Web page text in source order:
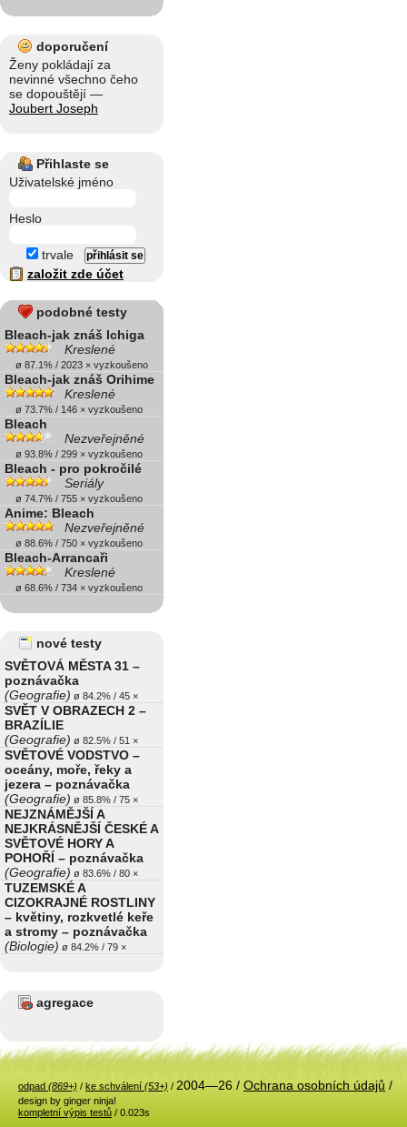
doporučení
Ženy pokládají za
nevinné všechno čeho
se dopouštějí —
Joubert Joseph
Přihlaste se
Uživatelské jméno
Heslo
trvale
založit zde účet
podobné testy
Bleach-jak znáš Ichiga
Kreslené
ø 87.1% / 2023 × vyzkoušeno
Bleach-jak znáš Orihime
Kreslené
ø 73.7% / 146 × vyzkoušeno
Bleach
Nezveřejněné
ø 93.8% / 299 × vyzkoušeno
Bleach - pro pokročilé
Seriály
ø 74.7% / 755 × vyzkoušeno
Anime: Bleach
Nezveřejněné
ø 88.6% / 750 × vyzkoušeno
Bleach-Arrancaři
Kreslené
ø 68.6% / 734 × vyzkoušeno
nové testy
SVĚTOVÁ MĚSTA 31 –
poznávačka
(Geografie) ø 84.2% / 45 ×
SVĚT V OBRAZECH 2 –
BRAZÍLIE
(Geografie) ø 82.5% / 51 ×
SVĚTOVÉ VODSTVO –
oceány, moře, řeky a
jezera – poznávačka
(Geografie) ø 85.8% / 75 ×
NEJZNÁMĚJŠÍ A
NEJKRÁSNĚJŠÍ ČESKÉ A
SVĚTOVÉ HORY A
POHOŘÍ – poznávačka
(Geografie) ø 83.6% / 80 ×
TUZEMSKÉ A
CIZOKRAJNÉ ROSTLINY
– květiny, rozkvetlé keře
a stromy – poznávačka
(Biologie) ø 84.2% / 79 ×
agregace
odpad (869+) / ke schválení (53+) / 2004—26 / Ochrana osobních údajů /
design by ginger ninja!
kompletní výpis testů / 0.023s